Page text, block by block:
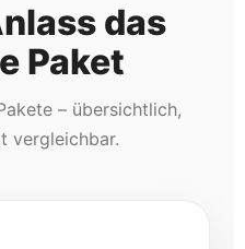
das
Paket
– übersichtlich,
vergleichbar.